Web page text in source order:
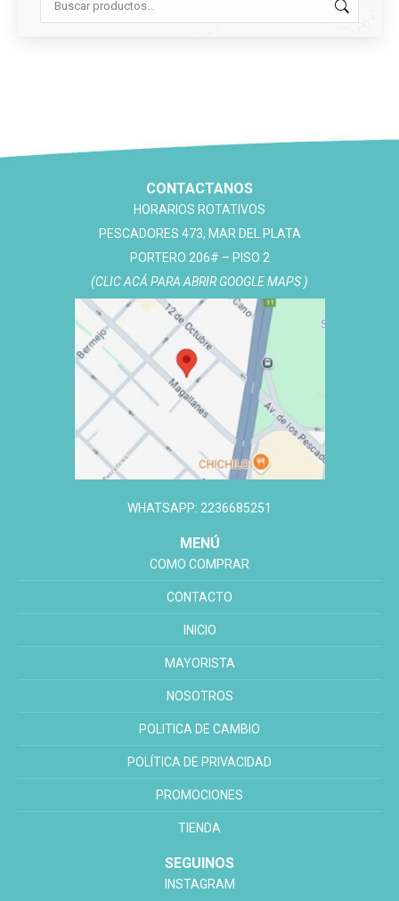
CONTACTANOS
HORARIOS ROTATIVOS
PESCADORES 473, MAR DEL PLATA
PORTERO 206# – PISO 2
(CLIC ACÁ PARA ABRIR GOOGLE MAPS )
WHATSAPP: 2236685251
MENÚ
COMO COMPRAR
CONTACTO
INICIO
MAYORISTA
NOSOTROS
POLITICA DE CAMBIO
POLÍTICA DE PRIVACIDAD
PROMOCIONES
TIENDA
SEGUINOS
INSTAGRAM